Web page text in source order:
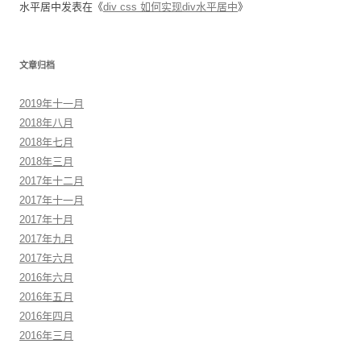
水平居中发表在《div css 如何实现div水平居中》
文章归档
2019年十一月
2018年八月
2018年七月
2018年三月
2017年十二月
2017年十一月
2017年十月
2017年九月
2017年六月
2016年六月
2016年五月
2016年四月
2016年三月